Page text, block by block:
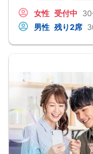
女性 受付中
男性 残り2席